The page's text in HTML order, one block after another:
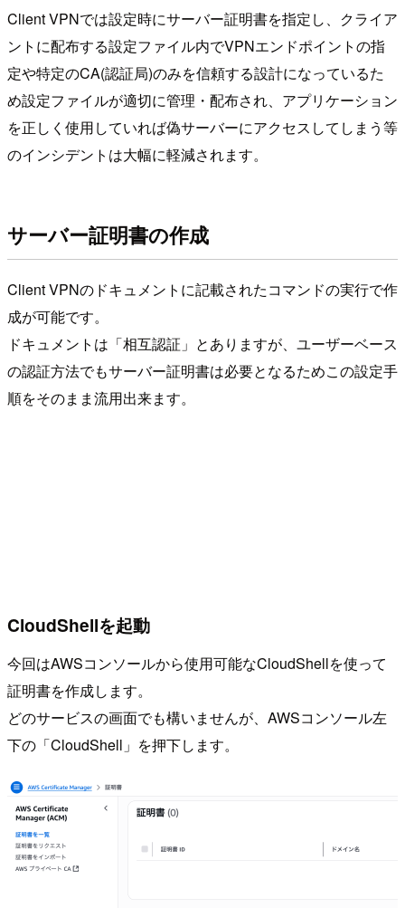
Client VPNでは設定時にサーバー証明書を指定し、クライア
ントに配布する設定ファイル内でVPNエンドポイントの指
定や特定のCA(認証局)のみを信頼する設計になっているた
め設定ファイルが適切に管理・配布され、アプリケーション
を正しく使用していれば偽サーバーにアクセスしてしまう等
のインシデントは大幅に軽減されます。
サーバー証明書の作成
Client VPNのドキュメントに記載されたコマンドの実行で作
成が可能です。
ドキュメントは「相互認証」とありますが、ユーザーベース
の認証方法でもサーバー証明書は必要となるためこの設定手
順をそのまま流用出来ます。
CloudShellを起動
今回はAWSコンソールから使用可能なCloudShellを使って
証明書を作成します。
どのサービスの画面でも構いませんが、AWSコンソール左
下の「CloudShell」を押下します。